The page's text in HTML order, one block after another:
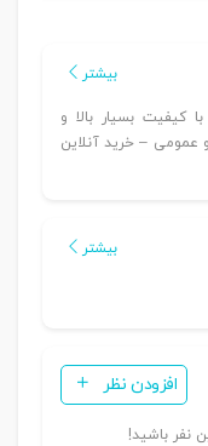
بیشتر
فروش ویژه بلبرینگ 6301 2RS برند KGC با کیفیت بسیار بالا و
عمومی – خرید آنلاین
بیشتر
افزودن نظر
نفر باشید!